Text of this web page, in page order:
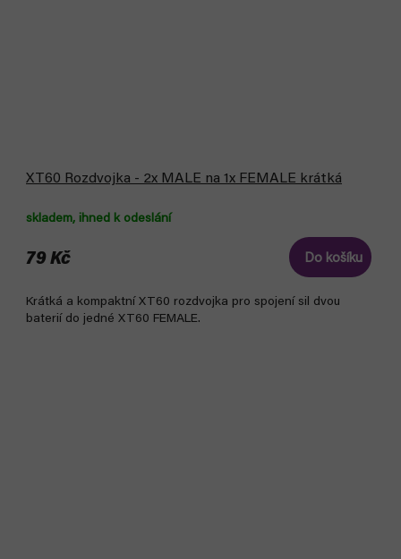
XT60 Rozdvojka - 2x MALE na 1x FEMALE krátká
skladem, ihned k odeslání
79 Kč Do košíku
Krátká a kompaktní XT60 rozdvojka pro spojení sil dvou
baterií do jedné XT60 FEMALE.